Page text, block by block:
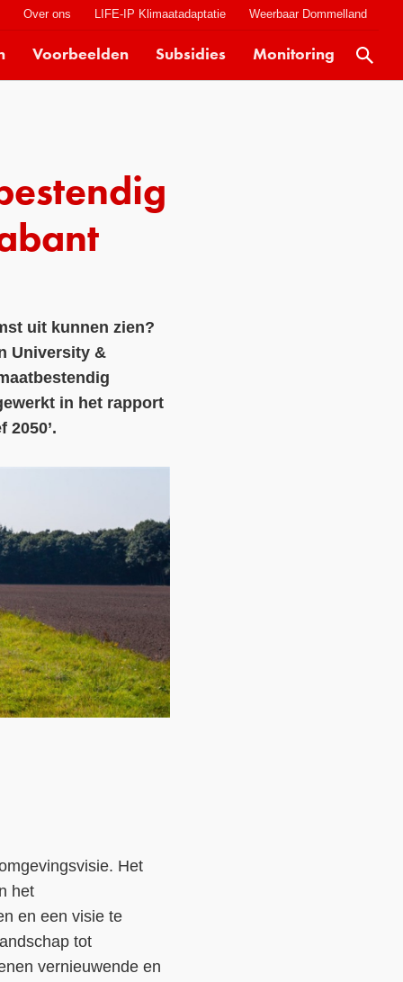
Over ons LIFE-IP Klimaatadaptatie Weerbaar Dommelland
Voorbeelden Subsidies Monitoring
uit kunnen zien?
University &
in het rapport
Het
het
en een visie te
tot
vernieuwende en
Kennisdossiers